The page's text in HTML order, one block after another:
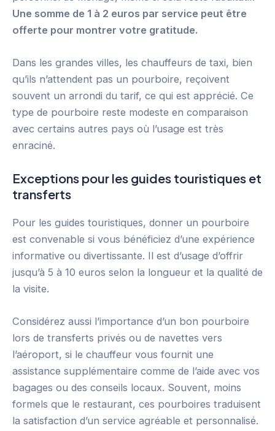
Une somme de 1 à 2 euros par service peut être
offerte pour montrer votre gratitude.
Dans les grandes villes, les chauffeurs de taxi, bien
qu’ils n’attendent pas un pourboire, reçoivent
souvent un arrondi du tarif, ce qui est apprécié. Ce
type de pourboire reste modeste en comparaison
avec certains autres pays où l’usage est très
enraciné.
Exceptions pour les guides touristiques et
transferts
Pour les guides touristiques, donner un pourboire
est convenable si vous bénéficiez d’une expérience
informative ou divertissante. Il est d’usage d’offrir
jusqu’à 5 à 10 euros selon la longueur et la qualité de
la visite.
Considérez aussi l’importance d’un bon pourboire
lors de transferts privés ou de navettes vers
l’aéroport, si le chauffeur vous fournit une
assistance supplémentaire comme de l’aide avec vos
bagages ou des conseils locaux. Souvent, moins
formels que le restaurant, ces pourboires traduisent
la satisfaction d’un service agréable et personnalisé.